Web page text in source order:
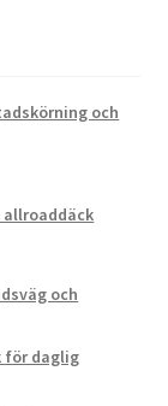
och
allroaddäck
och
för daglig